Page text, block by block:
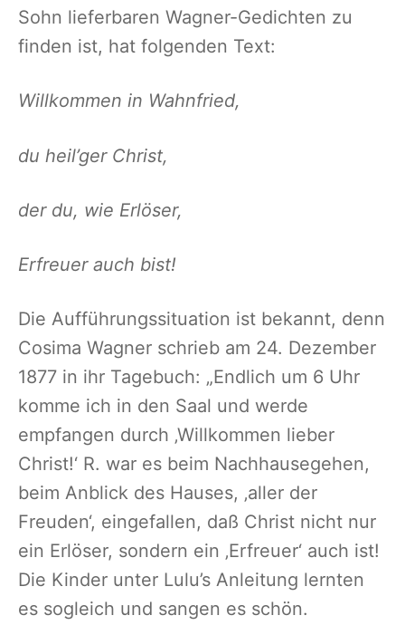
Sohn lieferbaren Wagner-Gedichten zu
finden ist, hat folgenden Text:
Willkommen in Wahnfried,
du heil’ger Christ,
der du, wie Erlöser,
Erfreuer auch bist!
Die Aufführungssituation ist bekannt, denn
Cosima Wagner schrieb am 24. Dezember
1877 in ihr Tagebuch: „Endlich um 6 Uhr
komme ich in den Saal und werde
empfangen durch ‚Willkommen lieber
Christ!‘ R. war es beim Nachhausegehen,
beim Anblick des Hauses, ‚aller der
Freuden‘, eingefallen, daß Christ nicht nur
ein Erlöser, sondern ein ‚Erfreuer‘ auch ist!
Die Kinder unter Lulu’s Anleitung lernten
es sogleich und sangen es schön.